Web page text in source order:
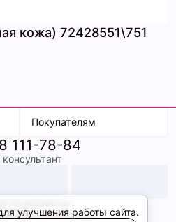
кожа) 72428551\751
Покупателям
Доставка
Условия оплаты
Образы
111-78-84
улучшения работы сайта.